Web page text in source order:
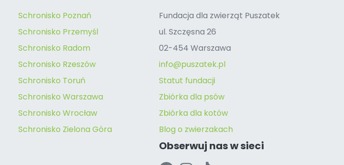
Schronisko Poznań
Schronisko Przemyśl
Schronisko Radom
Schronisko Rzeszów
Schronisko Toruń
Schronisko Warszawa
Schronisko Wrocław
Schronisko Zielona Góra
Fundacja dla zwierząt Puszatek
ul. Szczęsna 26
02-454 Warszawa
info@puszatek.pl
Statut fundacji
Zbiórka dla psów
Zbiórka dla kotów
Blog o zwierzakach
Obserwuj nas w sieci